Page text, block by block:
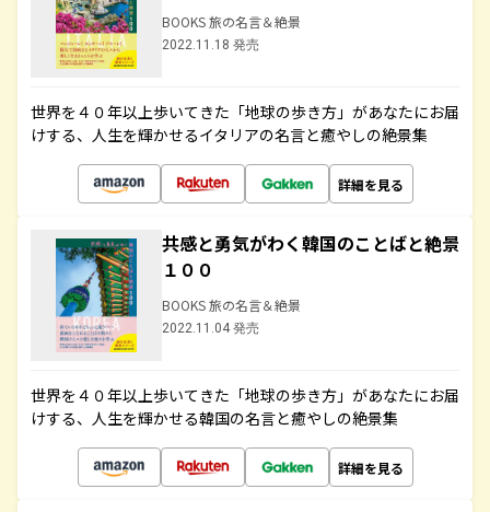
BOOKS 旅の名言＆絶景
2022.11.18 発売
世界を４０年以上歩いてきた「地球の歩き方」があなたにお届
けする、人生を輝かせるイタリアの名言と癒やしの絶景集
詳細を見る
共感と勇気がわく韓国のことばと絶景
１００
BOOKS 旅の名言＆絶景
2022.11.04 発売
世界を４０年以上歩いてきた「地球の歩き方」があなたにお届
けする、人生を輝かせる韓国の名言と癒やしの絶景集
詳細を見る